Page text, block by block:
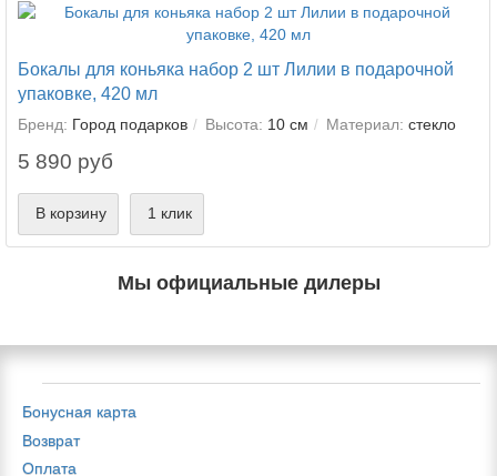
Бокалы для коньяка набор 2 шт Лилии в подарочной
упаковке, 420 мл
Бренд: Город подарков Высота: 10 см Материал: стекло
5 890 руб
В корзину 1 клик
Мы официальные дилеры
Бонусная карта
Возврат
Оплата